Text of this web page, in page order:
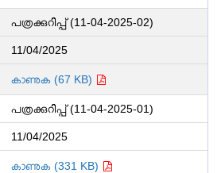
പത്രക്കുറിപ്പ് (11-04-2025-02)
11/04/2025
കാണുക (67 KB)
പത്രക്കുറിപ്പ് (11-04-2025-01)
11/04/2025
കാണുക (331 KB)